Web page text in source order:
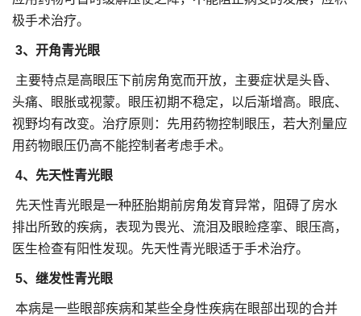
极手术治疗。
3、开角青光眼
主要特点是高眼压下前房角宽而开放，主要症状是头昏、
头痛、眼胀或视蒙。眼压初期不稳定，以后渐增高。眼底、
视野均有改变。治疗原则：先用药物控制眼压，若大剂量应
用药物眼压仍高不能控制者考虑手术。
4、先天性青光眼
先天性青光眼是一种胚胎期前房角发育异常，阻碍了房水
排出所致的疾病，表现为畏光、流泪及眼睑痉挛、眼压高，
医生检查有阳性发现。先天性青光眼适于手术治疗。
5、继发性青光眼
本病是一些眼部疾病和某些全身性疾病在眼部出现的合并